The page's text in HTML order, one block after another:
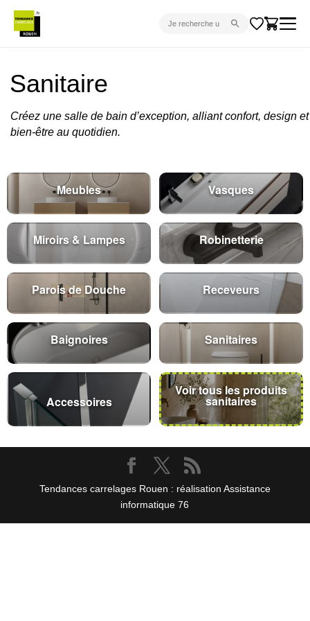
CARRELAGE EXTÉRIEUR
PARQUET
PROJET CLÉ EN MAIN
CONSEIL
Sanitaire
Créez une salle de bain d’exception, alliant confort, design et
bien-être au quotidien.
Meubles Vasques
Miroirs & Lampes Robinetterie
Parois de Douche Receveurs
Baignoires Sanitaires
Accessoires
Voir tous les produits
sanitaires
Tendances carrelages Rouen : réalisation Assistance
informatique 76